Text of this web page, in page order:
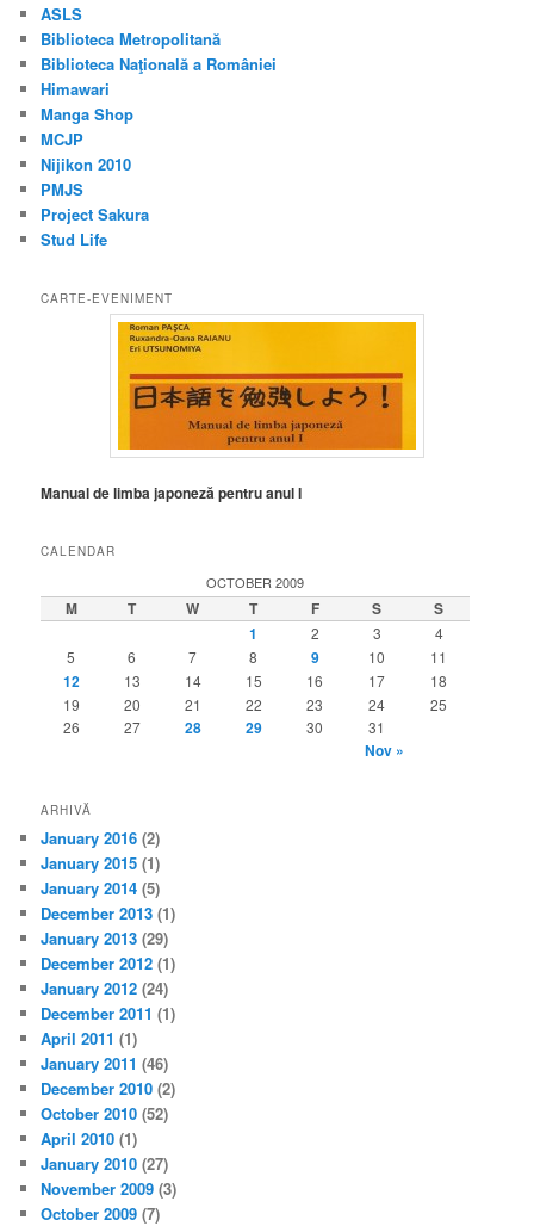
ASLS
Biblioteca Metropolitană
Biblioteca Naţională a României
Himawari
Manga Shop
MCJP
Nijikon 2010
PMJS
Project Sakura
Stud Life
CARTE-EVENIMENT
Manual de limba japoneză pentru anul I
CALENDAR
OCTOBER 2009
M T W T F S
S
1
2 3
4
5
6 7 8 9 10 11
12 13 14 15 16 17
18
19
20 21 22 23 24
25
26
27 28 29 30 31
Nov »
ARHIVĂ
January 2016 (2)
January 2015 (1)
January 2014 (5)
December 2013 (1)
January 2013 (29)
December 2012 (1)
January 2012 (24)
December 2011 (1)
April 2011 (1)
January 2011 (46)
December 2010 (2)
October 2010 (52)
April 2010 (1)
January 2010 (27)
November 2009 (3)
October 2009 (7)